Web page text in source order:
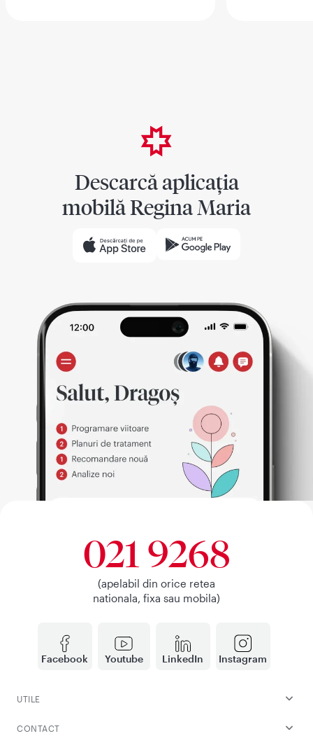
Descarcă aplicația
mobilă Regina Maria
Facebook Youtube LinkedIn Instagram
021 9268
(apelabil din orice retea
nationala, fixa sau mobila)
UTILE
CONTACT